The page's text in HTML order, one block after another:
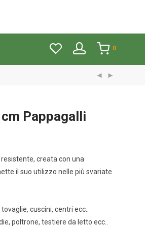
0
Pappagalli
creata con una
il suo utilizzo nelle più svariate
cuscini, centri ecc..
poltrone, testiere da letto ecc..